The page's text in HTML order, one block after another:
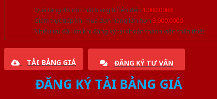
Quà tặng đồ nội thất trang trí lên đến 1.000.000đ
Giảm trực tiếp khi mua đơn hàng lớn hơn 3.000.000đ
Nhiều ưu đãi lớn khi đăng ký tài khoản thành viên thân thiết
TẢI BẢNG GIÁ ĐĂNG KÝ TƯ VẤN
ĐĂNG KÝ TẢI BẢNG GIÁ